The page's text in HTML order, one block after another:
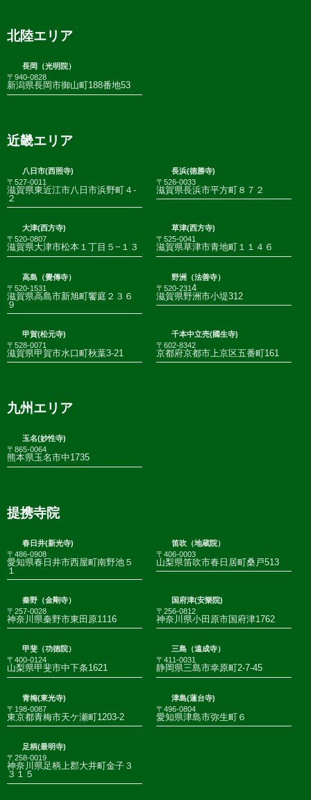
北陸エリア
長岡（光明院）
〒940-0828
新潟県長岡市御山町188番地53
近畿エリア
八日市(西照寺)
〒527-0011
滋賀県東近江市八日市浜野町４-
２
長浜(徳勝寺)
〒526-0033
滋賀県長浜市平方町８７２
大津(西方寺)
〒520-0807
滋賀県大津市松本１丁目５−１３
草津(西方寺)
〒525-0041
滋賀県草津市青地町１１４６
高島（覺傳寺）
〒520-1531
滋賀県高島市新旭町饗庭２３６
９
野洲（法善寺）
〒520-2314
滋賀県野洲市小堤312
甲賀(松元寺)
〒528-0071
滋賀県甲賀市水口町秋葉3-21
千本中立売(國生寺)
〒602-8342
京都府京都市上京区五番町161
九州エリア
玉名(妙性寺)
〒865-0064
熊本県玉名市中1735
提携寺院
春日井(新光寺)
〒486-0908
愛知県春日井市西屋町南野池５
１
笛吹（地蔵院）
〒406-0003
山梨県笛吹市春日居町桑戸513
秦野（金剛寺）
〒257-0028
神奈川県秦野市東田原1116
国府津(安樂院)
〒256-0812
神奈川県小田原市国府津1762
甲斐（功徳院）
〒400-0124
山梨県甲斐市中下条1621
三島（遠成寺）
〒411-0031
静岡県三島市幸原町2-7-45
青梅(東光寺)
〒198-0087
東京都青梅市天ケ瀬町1203-2
津島(蓮台寺)
〒496-0804
愛知県津島市弥生町６
足柄(最明寺)
〒258-0019
神奈川県足柄上郡大井町金子３
３１５